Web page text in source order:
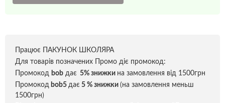
Працює ПАКУНОК ШКОЛЯРА
Для товарів позначених Промо діє промокод:
Промокод bob дає 5% знижки на замовлення від 1500грн
Промокод bob5 дає 5 % знижки (на замовлення меньш
1500грн)